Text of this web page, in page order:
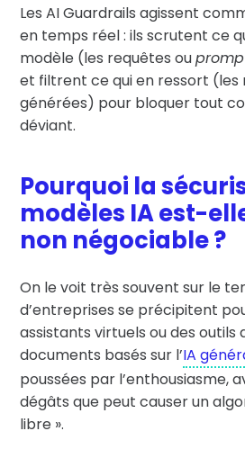
Les AI Guardrails agissent
en temps réel : ils scrutent ce
modèle (les requêtes ou
et filtrent ce qui en ressort (les
générées) pour bloquer tout
déviant.
Pourquoi la
modèles IA est-
non négociable ?
On le voit très souvent sur le
d’entreprises se précipitent
assistants virtuels ou des outils
documents basés sur l’IA
poussées par l’enthousiasme,
dégâts que peut causer un
libre ».